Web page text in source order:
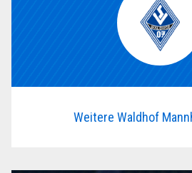
Weitere Waldhof